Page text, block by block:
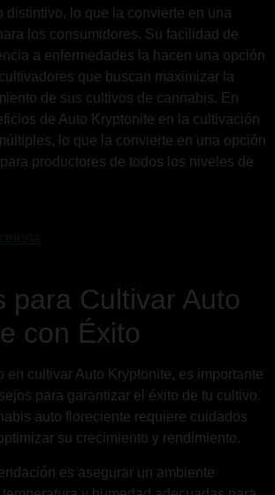
distintivo, lo que la convierte en una
los consumidores. Su facilidad de
a enfermedades la hacen una opción
que buscan maximizar la
de sus cultivos de cannabis. En
de Auto Kryptonite en la cultivación
lo que la convierte en una opción
productores de todos los niveles de
para Cultivar Auto
con Éxito
en cultivar Auto Kryptonite, es importante
para garantizar el éxito de tu cultivo.
auto floreciente requiere cuidados
su crecimiento y rendimiento.
es asegurar un ambiente